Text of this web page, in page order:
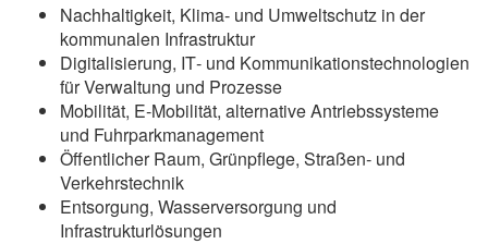
Nachhaltigkeit, Klima‑ und Umweltschutz in der
kommunalen Infrastruktur
Digitalisierung, IT‑ und Kommunikationstechnologien
für Verwaltung und Prozesse
Mobilität, E‑Mobilität, alternative Antriebssysteme
und Fuhrparkmanagement
Öffentlicher Raum, Grünpflege, Straßen‑ und
Verkehrstechnik
Entsorgung, Wasserversorgung und
Infrastrukturlösungen